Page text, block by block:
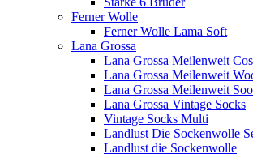
Ferner Wolle
Ferner Wolle Lama Soft
Lana Grossa
Lana Grossa Meilenweit
Lana Grossa Meilenweit
Lana Grossa Meilenweit
Lana Grossa Vintage Socks
Vintage Socks Multi
Landlust Die Sockenwolle
Landlust die Sockenwolle